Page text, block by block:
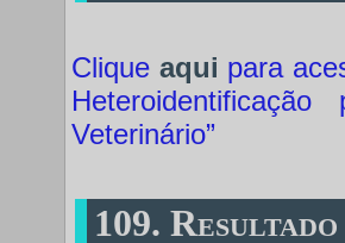
Clique aqui para
Veterinário”
109.